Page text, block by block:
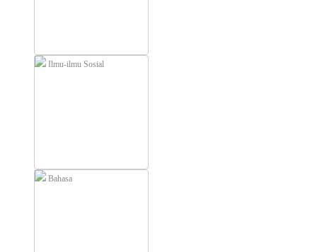
Ilmu-ilmu Sosial
Bahasa